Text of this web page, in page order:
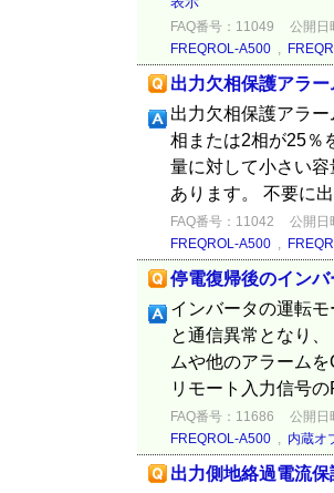
FAQ番号：11049
公開日
FREQROL-A500 ,
出力欠相保護アラー
出力欠相保護アラ
相または2相が25％
量に対して小さい
あります。 不要に
FAQ番号：11042
公開日
FREQROL-A500 ,
停電復帰後のイン
インバータの運転
と通信異常となり
ムや他のアラーム
リモート入力信号
FAQ番号：11686
公開日
FREQROL-A500 , 内蔵オ
出力側地絡過電流